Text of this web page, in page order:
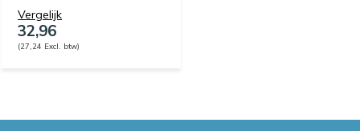
Vergelijk
32,96
(27,24 Excl. btw)